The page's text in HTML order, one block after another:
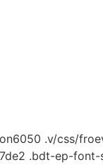
.v/css/
.bdt-ep-